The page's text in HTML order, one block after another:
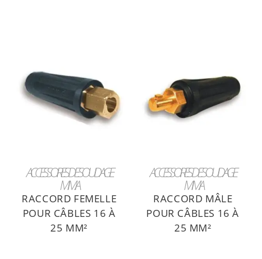
LIRE LA SUITE
ACCESSOIRES DE SOUDAGE
MMA
RACCORD FEMELLE
POUR CÂBLES 16 À
25 MM²
LIRE LA SUITE
ACCESSOIRES DE SOUDAGE
MMA
RACCORD MÂLE
POUR CÂBLES 16 À
25 MM²